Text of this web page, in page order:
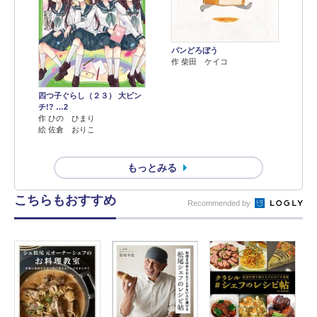
四つ子ぐらし（２３） 大ピン
チ!? …2
作 ひの ひまり
絵 佐倉 おりこ
パンどろぼう
作 柴田 ケイコ
もっとみる
こちらもおすすめ Recommended by